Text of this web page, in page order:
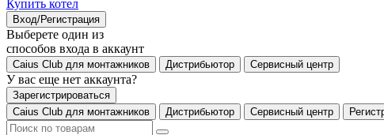
Купить котел
Вход/Регистрация
Выберете один из
способов входа в аккаунт
Caius Club для монтажников Дистрибьютор Сервисный центр
У вас еще нет аккаунта?
Зарегистрироваться
Caius Club для монтажников
Дистрибьютор Сервисный центр